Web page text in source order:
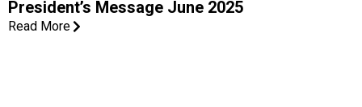
President’s Message June 2025
Read More